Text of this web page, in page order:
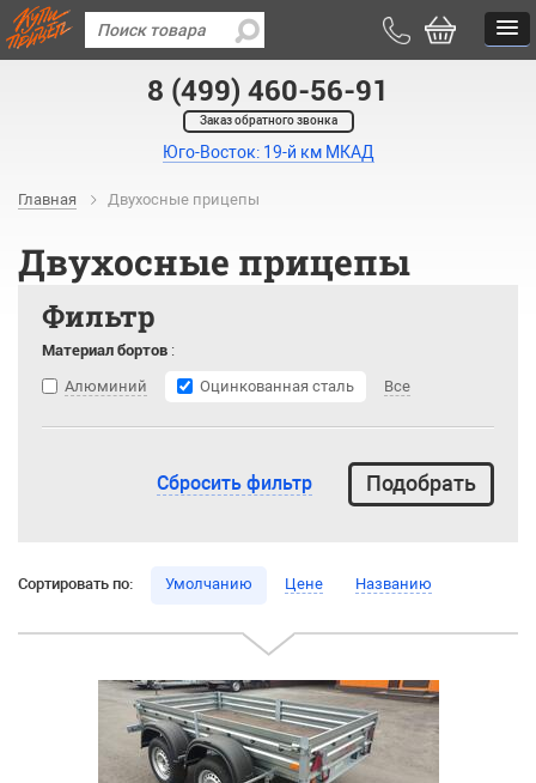
8 (499) 460-56-91
Заказ обратного звонка
Юго-Восток: 19-й км МКАД
Главная Двухосные прицепы
Двухосные прицепы
Фильтр
Материал бортов :
Алюминий
Оцинкованная сталь Все
Сбросить фильтр
Сортировать по: Умолчанию Цене Названию